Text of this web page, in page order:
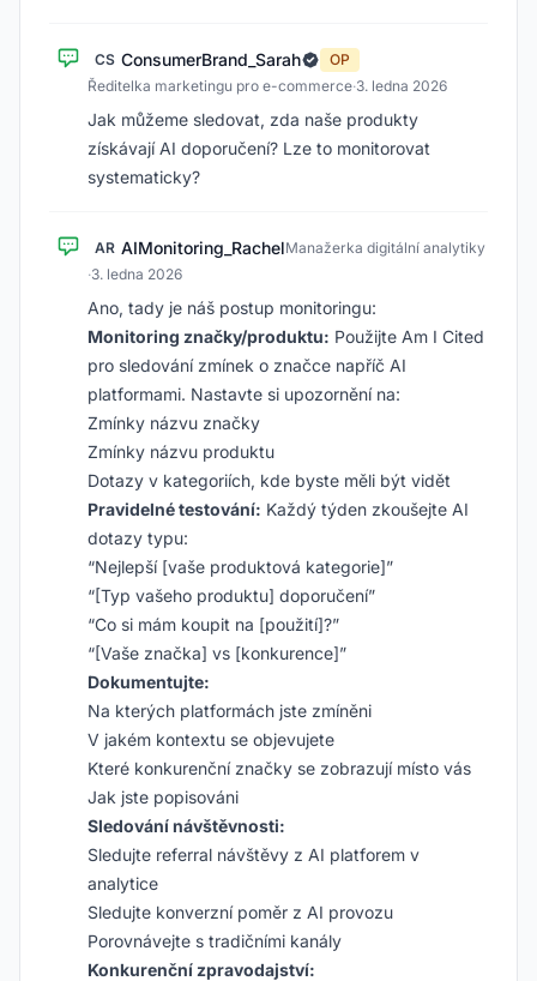
CS ConsumerBrand_Sarah
OP
Ředitelka marketingu pro e-commerce·3. ledna 2026
Jak můžeme sledovat, zda naše produkty
získávají AI doporučení? Lze to monitorovat
systematicky?
AR AIMonitoring_RachelManažerka digitální analytiky
·3. ledna 2026
Ano, tady je náš postup monitoringu:
Monitoring značky/produktu: Použijte Am I Cited
pro sledování zmínek o značce napříč AI
platformami. Nastavte si upozornění na:
Zmínky názvu značky
Zmínky názvu produktu
Dotazy v kategoriích, kde byste měli být vidět
Pravidelné testování: Každý týden zkoušejte AI
dotazy typu:
“Nejlepší [vaše produktová kategorie]”
“[Typ vašeho produktu] doporučení”
“Co si mám koupit na [použití]?”
“[Vaše značka] vs [konkurence]”
Dokumentujte:
Na kterých platformách jste zmíněni
V jakém kontextu se objevujete
Které konkurenční značky se zobrazují místo vás
Jak jste popisováni
Sledování návštěvnosti:
Sledujte referral návštěvy z AI platforem v
analytice
Sledujte konverzní poměr z AI provozu
Porovnávejte s tradičními kanály
Konkurenční zpravodajství: